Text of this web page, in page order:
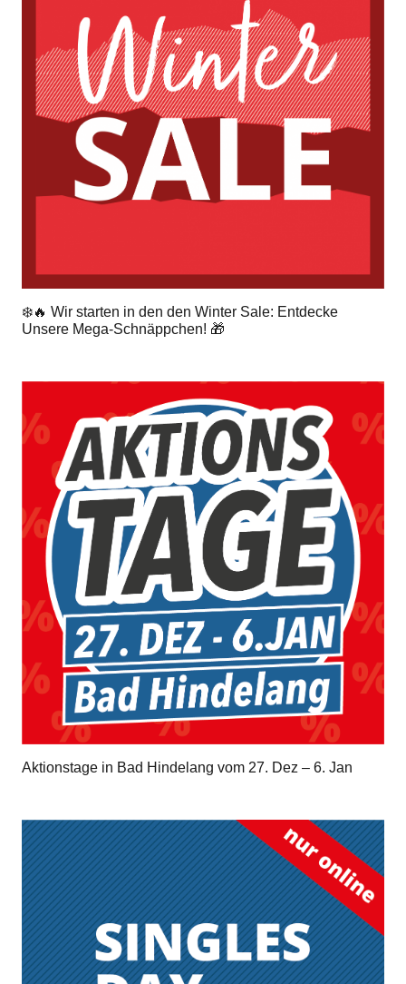
❄️🔥 Wir starten in den den Winter Sale: Entdecke
Unsere Mega-Schnäppchen! 🎁
Aktionstage in Bad Hindelang vom 27. Dez – 6. Jan